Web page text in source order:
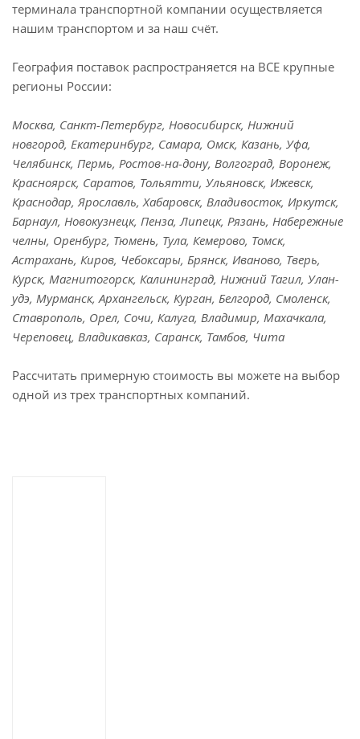
терминала транспортной компании осуществляется
нашим транспортом и за наш счёт.
География поставок распространяется на ВСЕ крупные
регионы России:
Москва, Санкт-Петербург, Новосибирск, Нижний
новгород, Екатеринбург, Самара, Омск, Казань, Уфа,
Челябинск, Пермь, Ростов-на-дону, Волгоград, Воронеж,
Красноярск, Саратов, Тольятти, Ульяновск, Ижевск,
Краснодар, Ярославль, Хабаровск, Владивосток, Иркутск,
Барнаул, Новокузнецк, Пенза, Липецк, Рязань, Набережные
челны, Оренбург, Тюмень, Тула, Кемерово, Томск,
Астрахань, Киров, Чебоксары, Брянск, Иваново, Тверь,
Курск, Магнитогорск, Калининград, Нижний Тагил, Улан-
удэ, Мурманск, Архангельск, Курган, Белгород, Смоленск,
Ставрополь, Орел, Сочи, Калуга, Владимир, Махачкала,
Череповец, Владикавказ, Саранск, Тамбов, Чита
Рассчитать примерную стоимость вы можете на выбор
одной из трех транспортных компаний.